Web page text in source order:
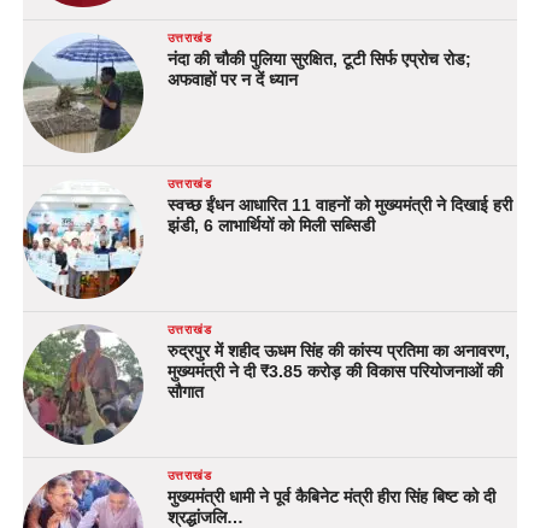
उत्तराखंड
नंदा की चौकी पुलिया सुरक्षित, टूटी सिर्फ एप्रोच रोड;
अफवाहों पर न दें ध्यान
उत्तराखंड
स्वच्छ ईंधन आधारित 11 वाहनों को मुख्यमंत्री ने दिखाई हरी
झंडी, 6 लाभार्थियों को मिली सब्सिडी
उत्तराखंड
रुद्रपुर में शहीद ऊधम सिंह की कांस्य प्रतिमा का अनावरण,
मुख्यमंत्री ने दी ₹3.85 करोड़ की विकास परियोजनाओं की
सौगात
उत्तराखंड
मुख्यमंत्री धामी ने पूर्व कैबिनेट मंत्री हीरा सिंह बिष्ट को दी
श्रद्धांजलि…